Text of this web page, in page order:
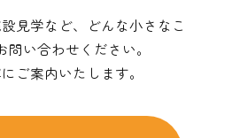
見学など、どんな小さなこ
問い合わせください。
ご案内いたします。